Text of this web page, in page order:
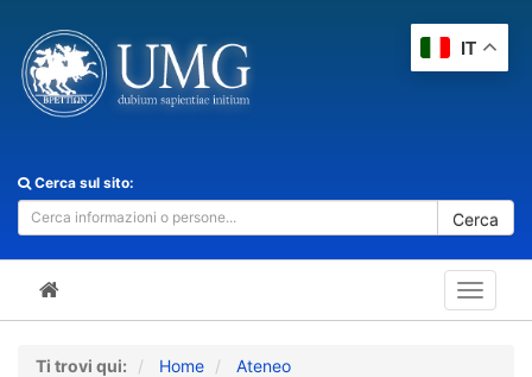
Cerca sul sito:
Cerca
Toggle
Ti trovi qui: Home
Ateneo
IT